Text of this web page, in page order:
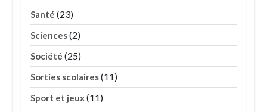
Santé (23)
Sciences(2)
Société (25)
Sorties scolaires(11)
Sport et jeux(11)